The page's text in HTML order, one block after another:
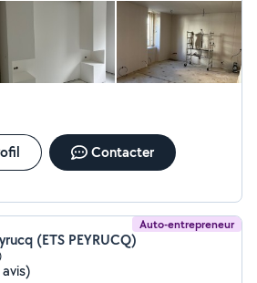
photo et comme vos collègues se
privilégié un artisan qui est venu voir
Contacter
Auto-entrepreneur
(ETS PEYRUCQ)